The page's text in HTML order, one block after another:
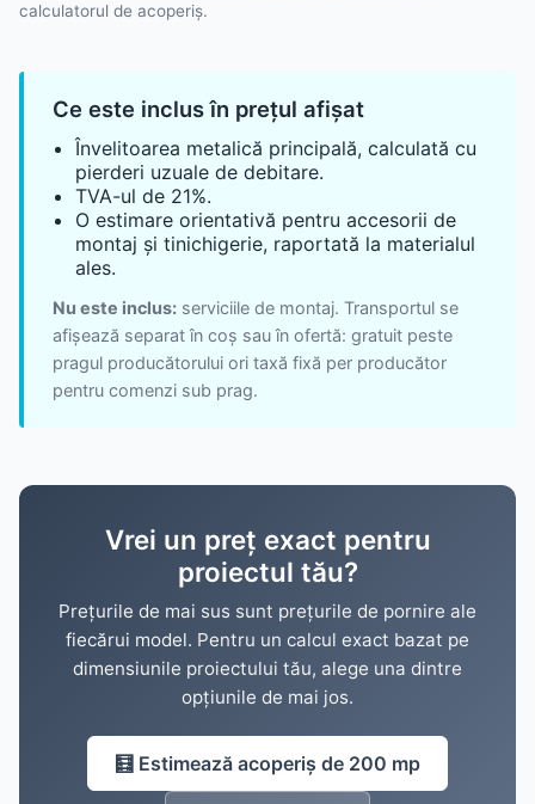
calculatorul de acoperiș.
Ce este inclus în prețul afișat
Învelitoarea metalică principală, calculată cu
pierderi uzuale de debitare.
TVA-ul de 21%.
O estimare orientativă pentru accesorii de
montaj și tinichigerie, raportată la materialul
ales.
Nu este inclus: serviciile de montaj. Transportul se
afișează separat în coș sau în ofertă: gratuit peste
pragul producătorului ori taxă fixă per producător
pentru comenzi sub prag.
Vrei un preț exact pentru
proiectul tău?
Prețurile de mai sus sunt prețurile de pornire ale
fiecărui model. Pentru un calcul exact bazat pe
dimensiunile proiectului tău, alege una dintre
opțiunile de mai jos.
🧮 Estimează acoperiș de 200 mp